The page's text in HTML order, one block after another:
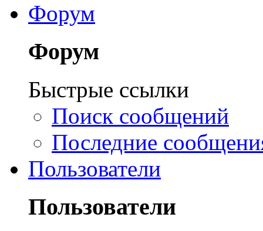
Форум
Форум
Быстрые ссылки
Поиск сообщений
Последние
Пользователи
Пользователи